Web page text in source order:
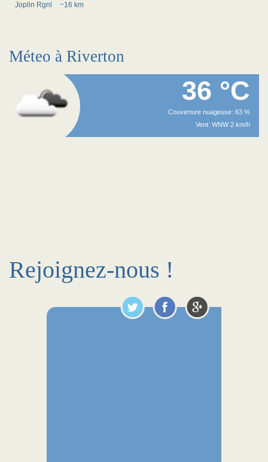
Joplin Rgnl ~16 km
Méteo à Riverton
36 °C
Couverture nuageuse: 63 %
Vent: WNW 2 km/h
Rejoignez-nous !